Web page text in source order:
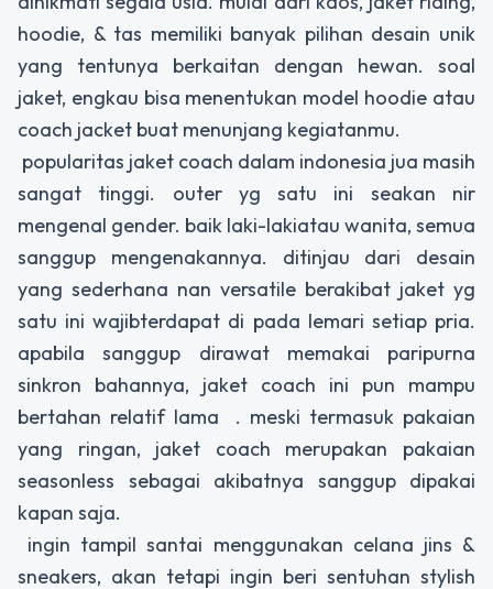
hoodie, & tas memiliki banyak pilihan desain unik
yang tentunya berkaitan dengan hewan. soal
jaket, engkau bisa menentukan model hoodie atau
coach jacket buat menunjang kegiatanmu.
popularitas jaket coach dalam indonesia jua masih
sangat tinggi. outer yg satu ini seakan nir
mengenal gender. baik laki-lakiatau wanita, semua
sanggup mengenakannya. ditinjau dari desain
yang sederhana nan versatile berakibat jaket yg
satu ini wajibterdapat di pada lemari setiap pria.
apabila sanggup dirawat memakai paripurna
sinkron bahannya, jaket coach ini pun mampu
bertahan relatif lama . meski termasuk pakaian
yang ringan, jaket coach merupakan pakaian
seasonless sebagai akibatnya sanggup dipakai
kapan saja.
ingin tampil santai menggunakan celana jins &
sneakers, akan tetapi ingin beri sentuhan stylish